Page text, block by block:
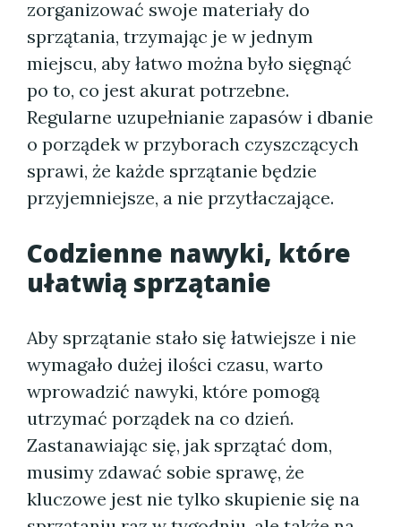
zorganizować swoje materiały do
sprzątania, trzymając je w jednym
miejscu, aby łatwo można było sięgnąć
po to, co jest akurat potrzebne.
Regularne uzupełnianie zapasów i dbanie
o porządek w przyborach czyszczących
sprawi, że każde sprzątanie będzie
przyjemniejsze, a nie przytłaczające.
Codzienne nawyki, które
ułatwią sprzątanie
Aby sprzątanie stało się łatwiejsze i nie
wymagało dużej ilości czasu, warto
wprowadzić nawyki, które pomogą
utrzymać porządek na co dzień.
Zastanawiając się, jak sprzątać dom,
musimy zdawać sobie sprawę, że
kluczowe jest nie tylko skupienie się na